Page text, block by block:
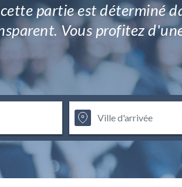
partie est déterminé
Vous profitez